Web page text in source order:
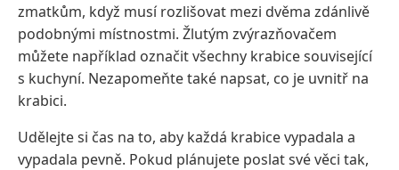
zmatkům, když musí rozlišovat mezi dvěma zdánlivě
podobnými místnostmi. Žlutým zvýrazňovačem
můžete například označit všechny krabice související
s kuchyní. Nezapomeňte také napsat, co je uvnitř na
krabici.
Udělejte si čas na to, aby každá krabice vypadala a
vypadala pevně. Pokud plánujete poslat své věci tak,